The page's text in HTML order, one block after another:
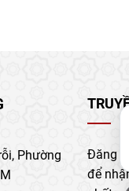
Phường
Đăng
để